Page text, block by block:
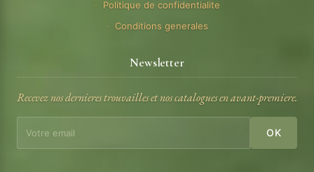
Politique de confidentialite
Conditions generales
Newsletter
Recevez nos dernieres trouvailles et nos catalogues en avant-premiere.
OK